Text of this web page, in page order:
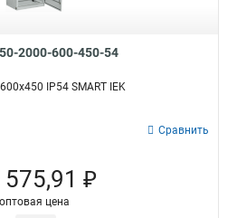
2000-600-450-54
IP54 SMART IEK
Сравнить
575,91 ₽
оптовая цена